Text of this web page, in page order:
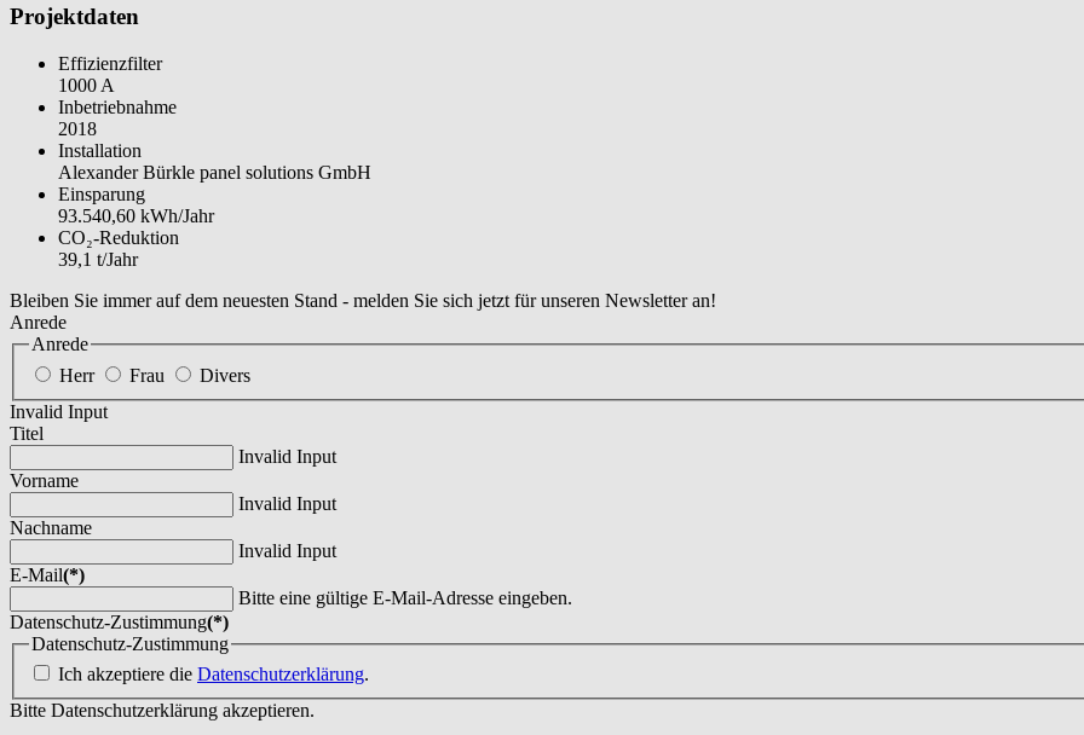
Projektdaten
Effizienzfilter
1000 A
Inbetriebnahme
2018
Installation
Alexander Bürkle panel solutions GmbH
Einsparung
93.540,60 kWh/Jahr
CO₂-Reduktion
39,1 t/Jahr
Bleiben Sie immer auf dem neuesten Stand - melden Sie sich jetzt für unseren Newsletter an!
Anrede
Anrede
Herr
Frau
Divers
Invalid Input
Titel
Invalid Input
Vorname
Invalid Input
Nachname
Invalid Input
E-Mail(*)
Bitte eine gültige E-Mail-Adresse eingeben.
Datenschutz-Zustimmung(*)
Datenschutz-Zustimmung
Ich akzeptiere die Datenschutzerklärung.
Bitte Datenschutzerklärung akzeptieren.